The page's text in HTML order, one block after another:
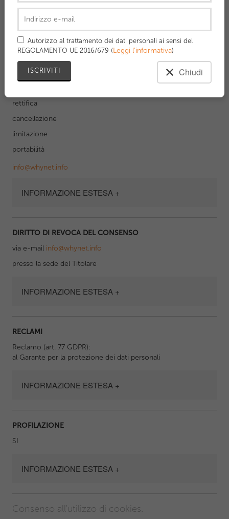
INFORMAZIONE ESTESA +
Diritti (artt. 15 – 22 GDPR):
rettifica
cancellazione
limitazione
portabilità
info@whynet.info
INFORMAZIONE ESTESA +
DIRITTO DI REVOCA DEL CONSENSO
via e-mail info@whynet.info
presso la sede del Titolare
INFORMAZIONE ESTESA +
RECLAMI
Reclamo (art. 77 GDPR):
al Garante per la protezione dei dati personali
INFORMAZIONE ESTESA +
PROFILAZIONE
SI
INFORMAZIONE ESTESA +
Consenso all'utilizzo di cookies.
Autorizzo al trattamento dei dati personali ai sensi del
REGOLAMENTO UE 2016/679 (Leggi l'informativa)
Chiudi